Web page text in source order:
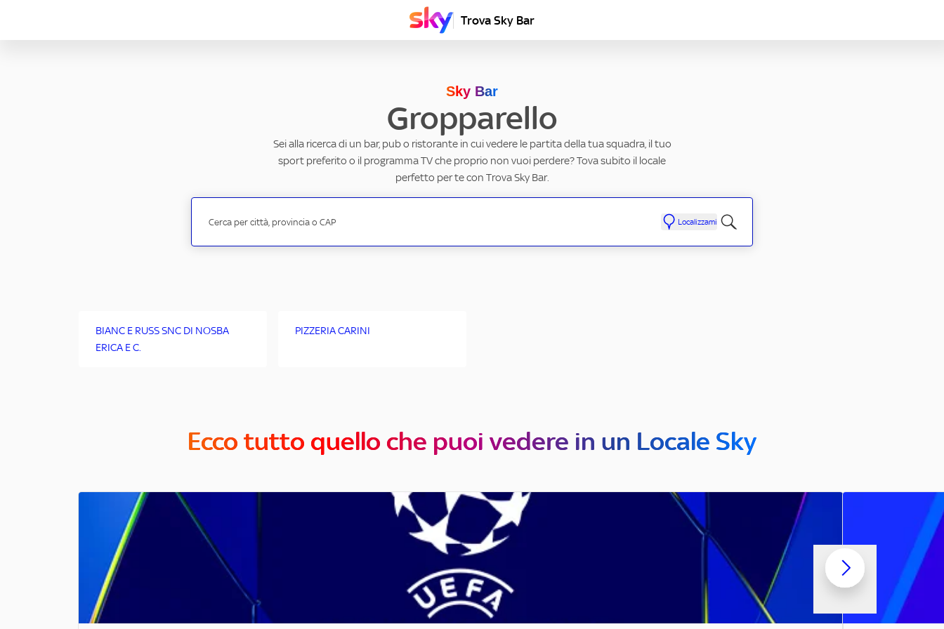
Trova Sky Bar
Sky Bar
Gropparello
Sei alla ricerca di un bar, pub o ristorante in cui vedere le partita della tua squadra, il tuo
sport preferito o il programma TV che proprio non vuoi perdere? Tova subito il locale
perfetto per te con Trova Sky Bar.
Localizzami
BIANC E RUSS SNC DI NOSBA
ERICA E C.
PIZZERIA CARINI
Ecco tutto quello che puoi vedere in un Locale Sky